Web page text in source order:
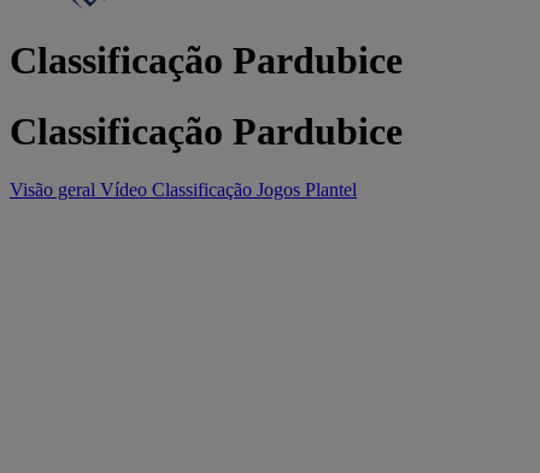
Classificação Pardubice
Classificação Pardubice
Visão geral Vídeo Classificação Jogos Plantel